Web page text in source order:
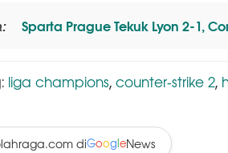
Sparta Prague Tekuk Lyon 2-1,
liga champions, counter-strike 2,
diGoogleNews